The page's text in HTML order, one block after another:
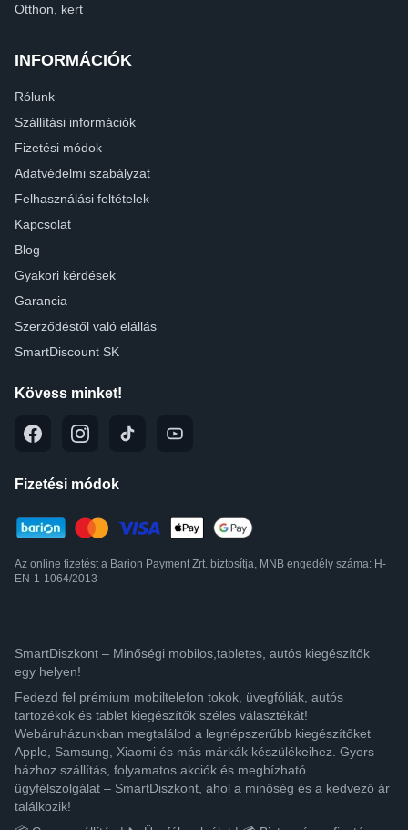
Otthon, kert
INFORMÁCIÓK
Rólunk
Szállítási információk
Fizetési módok
Adatvédelmi szabályzat
Felhasználási feltételek
Kapcsolat
Blog
Gyakori kérdések
Garancia
Szerződéstől való elállás
SmartDiscount SK
Kövess minket!
Fizetési módok
Az online fizetést a Barion Payment Zrt. biztosítja, MNB engedély száma: H-
EN-1-1064/2013
SmartDiszkont – Minőségi mobilos,tabletes, autós kiegészítők
egy helyen!
Fedezd fel prémium mobiltelefon tokok, üvegfóliák, autós
tartozékok és tablet kiegészítők széles választékát!
Webáruházunkban megtalálod a legnépszerűbb kiegészítőket
Apple, Samsung, Xiaomi és más márkák készülékeihez. Gyors
házhoz szállítás, folyamatos akciók és megbízható
ügyfélszolgálat – SmartDiszkont, ahol a minőség és a kedvező ár
találkozik!